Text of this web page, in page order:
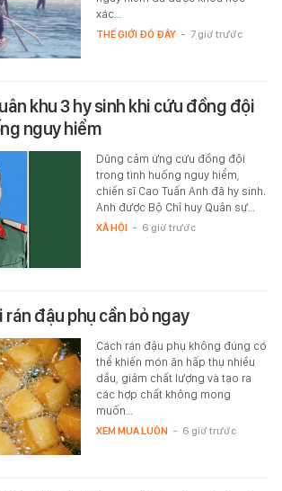
xác…
THẾ GIỚI ĐÓ ĐÂY - 7 giờ trước
khu 3 hy sinh khi cứu đồng đội
nguy hiểm
Dũng cảm ứng cứu đồng đội
trong tình huống nguy hiểm,
chiến sĩ Cao Tuấn Anh đã hy sinh.
Anh được Bộ Chỉ huy Quân sự…
XÃ HỘI - 6 giờ trước
đậu phụ cần bỏ ngay
Cách rán đậu phụ không đúng có
thể khiến món ăn hấp thụ nhiều
dầu, giảm chất lượng và tạo ra
các hợp chất không mong
muốn…
XEM MUA LUÔN - 6 giờ trước